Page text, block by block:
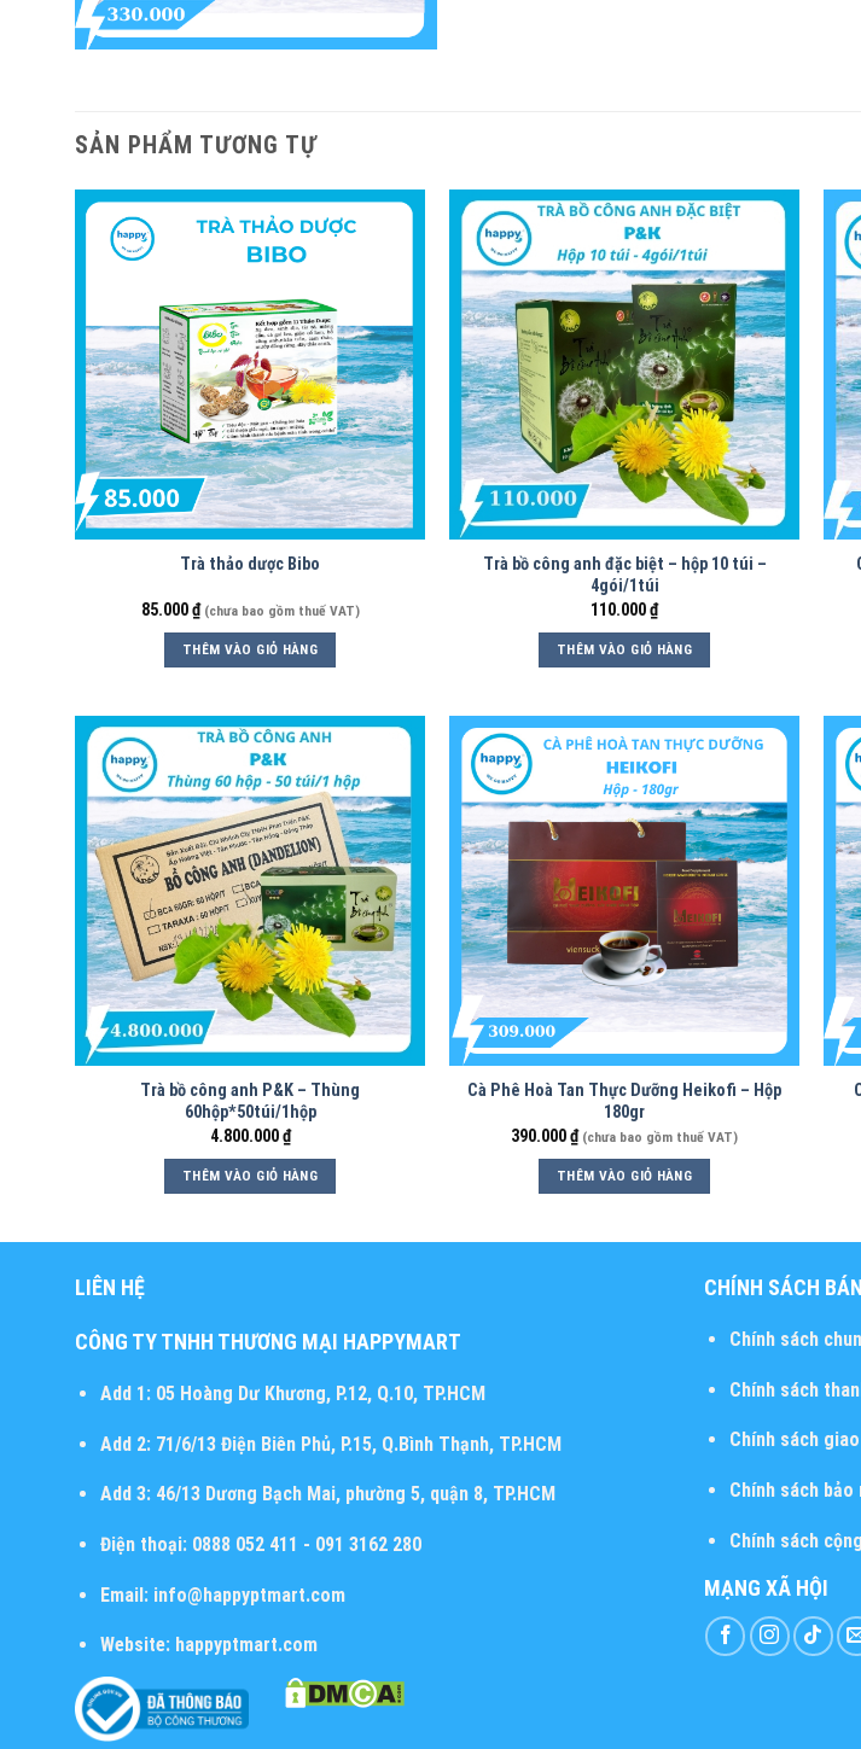
SẢN PHẨM TƯƠNG TỰ
Trà thảo dược Bibo
85.000₫ (chưa bao gồm thuế VAT)
THÊM VÀO GIỎ HÀNG
Trà bồ công anh đặc biệt – hộp 10 túi –
4gói/1túi
110.000₫
THÊM VÀO GIỎ HÀNG
Trà bồ công anh P&K – Thùng
60hộp*50túi/1hộp
4.800.000₫
THÊM VÀO GIỎ HÀNG
Cà Phê Hoà Tan Thực Dưỡng Heikofi – Hộp
180gr
390.000₫ (chưa bao gồm thuế VAT)
THÊM VÀO GIỎ HÀNG
LIÊN HỆ
CÔNG TY TNHH THƯƠNG MẠI HAPPYMART
Add 1:05 Hoàng Dư Khương, P.12, Q.10, TP.HCM
Add 2:71/6/13 Điện Biên Phủ, P.15, Q.Bình Thạnh, TP.HCM
Add 3:46/13 Dương Bạch Mai, phường 5, quận 8, TP.HCM
Điện thoại:0888 052 411 - 091 3162 280
Email:info@happyptmart.com
Website: happyptmart.com
CHÍNH SÁCH
Chính sách
Chính sách
Chính sách
Chính sách bảo
Chính sách
MẠNG XÃ HỘI